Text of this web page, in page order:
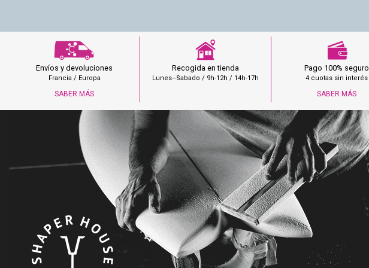
Envíos y devoluciones
Francia / Europa
SABER MÁS
Recogida en tienda
Lunes–Sabado / 9h-12h / 14h-17h
Pago 100% seguro
4 cuotas sin interés
SABER MÁS